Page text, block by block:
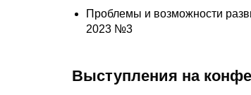
Проблемы и возможности
2023 №3
Выступления на